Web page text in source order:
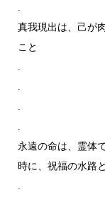
.
真我現出は、己が
こと
.
.
.
.
永遠の命は、霊体
時に、祝福の水路
.